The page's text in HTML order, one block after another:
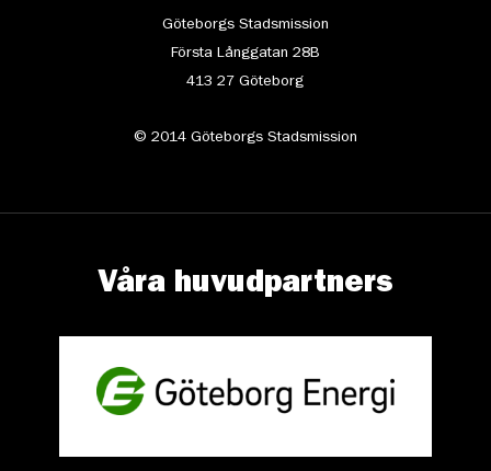
Göteborgs Stadsmission
Första Långgatan 28B
413 27 Göteborg
© 2014 Göteborgs Stadsmission
Våra huvudpartners